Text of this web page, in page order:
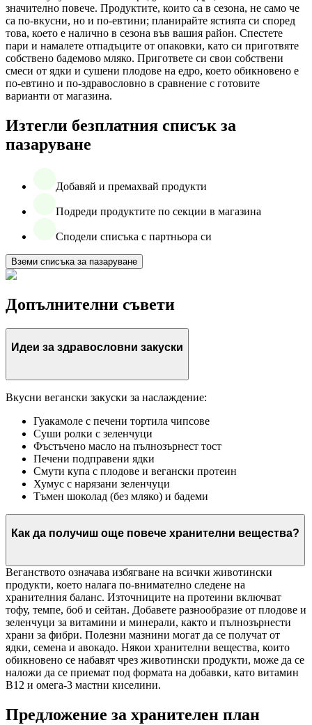
значително повече. Продуктите, които са в сезона, не само че
са по-вкусни, но и по-евтини; планирайте ястията си според
това, което е налично в сезона във вашия район. Спестете
пари и намалете отпадъците от опаковки, като си приготвяте
собствено бадемово мляко. Пригответе си свои собствени
смеси от ядки и сушени плодове на едро, което обикновено е
по-евтино и по-здравословно в сравнение с готовите
варианти от магазина.
Изтегли безплатния списък за
пазаруване
Добавяй и премахвай продукти
Подреди продуктите по секции в магазина
Сподели списъка с партньора си
Вземи списъка за пазаруване
Допълнителни съвети
Идеи за здравословни закуски
Вкусни вегански закуски за наслаждение:
Гуакамоле с печени тортила чипсове
Суши ролки с зеленчуци
Фъстъчено масло на пълнозърнест тост
Печени подправени ядки
Смути купа с плодове и вегански протеин
Хумус с нарязани зеленчуци
Тъмен шоколад (без мляко) и бадеми
Как да получиш още повече хранителни вещества?
Веганството означава избягване на всички животински
продукти, което налага по-внимателно следене на
хранителния баланс. Източниците на протеини включват
тофу, темпе, боб и сейтан. Добавете разнообразие от плодове и
зеленчуци за витамини и минерали, както и пълнозърнести
храни за фибри. Полезни мазнини могат да се получат от
ядки, семена и авокадо. Някои хранителни вещества, които
обикновено се набавят чрез животински продукти, може да се
наложи да се приемат под формата на добавки, като витамин
B12 и омега-3 мастни киселини.
Предложение за хранителен план